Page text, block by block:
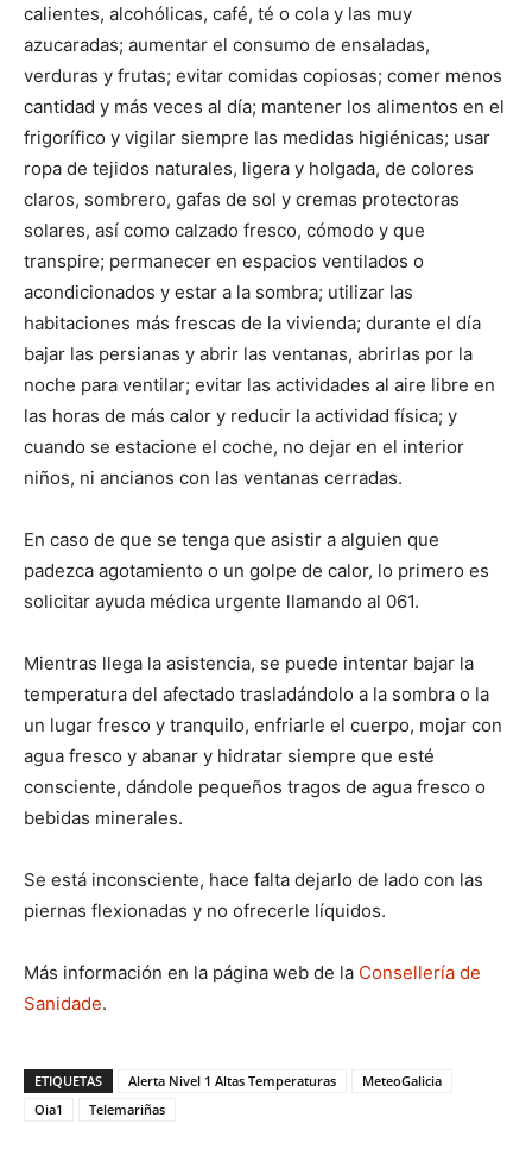
calientes, alcohólicas, café, té o cola y las muy
azucaradas; aumentar el consumo de ensaladas,
verduras y frutas; evitar comidas copiosas; comer menos
cantidad y más veces al día; mantener los alimentos en el
frigorífico y vigilar siempre las medidas higiénicas; usar
ropa de tejidos naturales, ligera y holgada, de colores
claros, sombrero, gafas de sol y cremas protectoras
solares, así como calzado fresco, cómodo y que
transpire; permanecer en espacios ventilados o
acondicionados y estar a la sombra; utilizar las
habitaciones más frescas de la vivienda; durante el día
bajar las persianas y abrir las ventanas, abrirlas por la
noche para ventilar; evitar las actividades al aire libre en
las horas de más calor y reducir la actividad física; y
cuando se estacione el coche, no dejar en el interior
niños, ni ancianos con las ventanas cerradas.
En caso de que se tenga que asistir a alguien que
padezca agotamiento o un golpe de calor, lo primero es
solicitar ayuda médica urgente llamando al 061.
Mientras llega la asistencia, se puede intentar bajar la
temperatura del afectado trasladándolo a la sombra o la
un lugar fresco y tranquilo, enfriarle el cuerpo, mojar con
agua fresco y abanar y hidratar siempre que esté
consciente, dándole pequeños tragos de agua fresco o
bebidas minerales.
Se está inconsciente, hace falta dejarlo de lado con las
piernas flexionadas y no ofrecerle líquidos.
Más información en la página web de la Consellería de
Sanidade.
ETIQUETAS Alerta Nivel 1 Altas Temperaturas
MeteoGalicia
Oia1
Telemariñas